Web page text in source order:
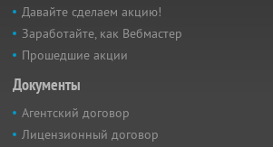
Давайте сделаем акцию!
Заработайте, как Вебмастер
Прошедшие акции
Документы
Агентский договор
Лицензионный договор